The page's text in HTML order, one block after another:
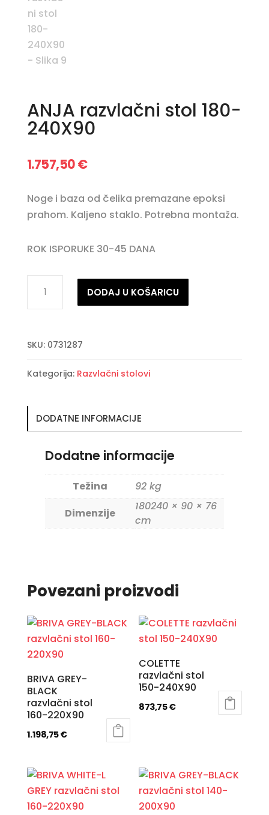
ANJA razvlačni stol 180-
240X90
1.757,50€
Noge i baza od čelika premazane epoksi
prahom. Kaljeno staklo. Potrebna montaža.
ROK ISPORUKE 30-45 DANA
razvlačni
240X90
DODAJ U KOŠARICU
SKU: 0731287
Kategorija: Razvlačni stolovi
DODATNE INFORMACIJE
Dodatne informacije
Težina
92 kg
Dimenzije
180240 × 90 × 76
cm
Povezani proizvodi
BRIVA GREY-
BLACK
razvlačni stol
160-220X90
1.198,75€
COLETTE
razvlačni stol
150-240X90
873,75€